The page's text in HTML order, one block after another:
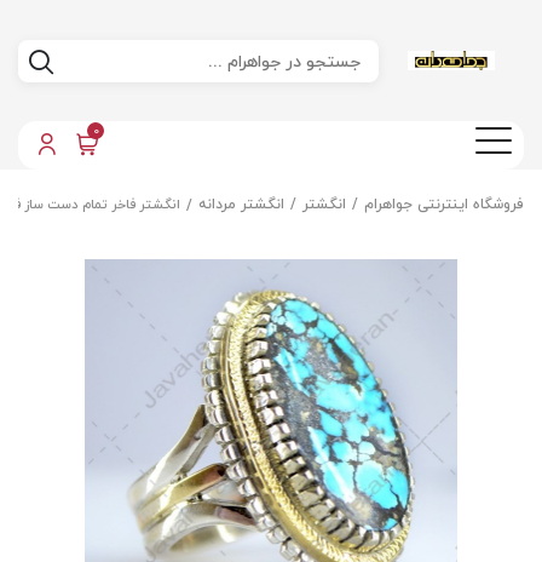
0
فروشگاه اینترنتی جواهرام انگشتر انگشتر مردانه انگشتر فاخر تمام دست ساز